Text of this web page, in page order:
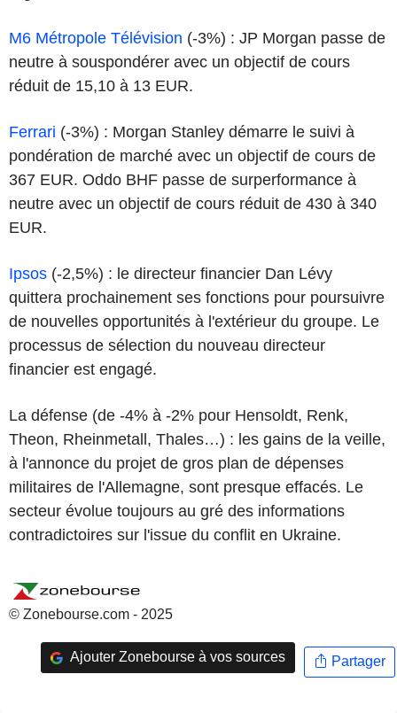
M6 Métropole Télévision (-3%) : JP Morgan passe de
neutre à souspondérer avec un objectif de cours
réduit de 15,10 à 13 EUR.
Ferrari (-3%) : Morgan Stanley démarre le suivi à
pondération de marché avec un objectif de cours de
367 EUR. Oddo BHF passe de surperformance à
neutre avec un objectif de cours réduit de 430 à 340
EUR.
Ipsos (-2,5%) : le directeur financier Dan Lévy
quittera prochainement ses fonctions pour poursuivre
de nouvelles opportunités à l'extérieur du groupe. Le
processus de sélection du nouveau directeur
financier est engagé.
La défense (de -4% à -2% pour Hensoldt, Renk,
Theon, Rheinmetall, Thales…) : les gains de la veille,
à l'annonce du projet de gros plan de dépenses
militaires de l'Allemagne, sont presque effacés. Le
secteur évolue toujours au gré des informations
contradictoires sur l'issue du conflit en Ukraine.
© Zonebourse.com - 2025
Ajouter Zonebourse à vos sources Partager